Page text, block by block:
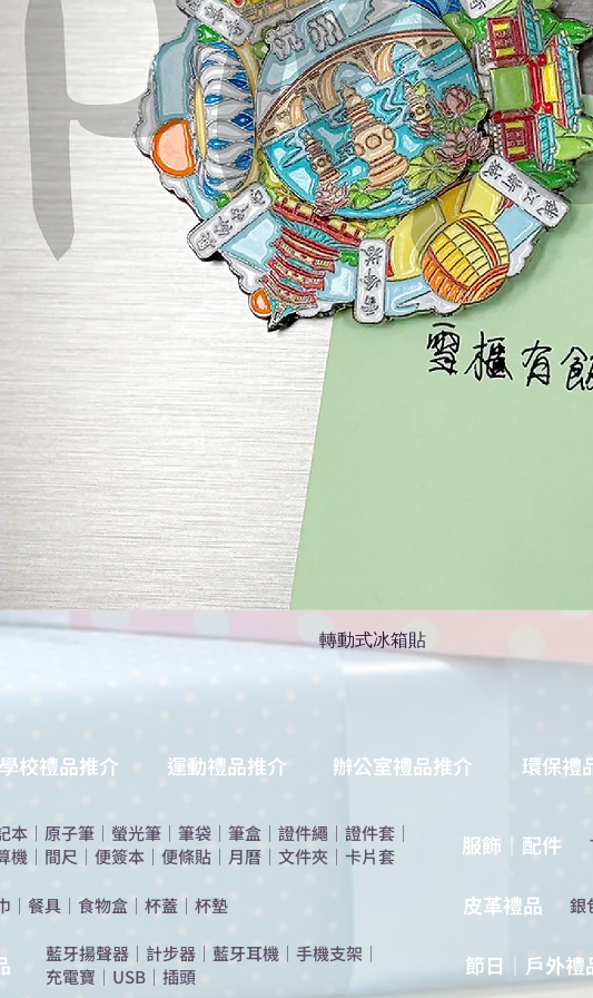
轉動式冰箱貼
學校禮品推介 運動禮品推介 辦公室禮品推介 環保禮
本 ｜ 原子筆 ｜ 螢光筆 ｜ 筆袋 ｜ 筆盒 ｜ 證件繩 ｜ 證件套 ｜
機 ｜ 間尺 ｜ 便簽本 ｜ 便條貼 ｜ 月曆 ｜ 文件夾 ｜ 卡片套
｜ 餐具 ｜ 食物盒 ｜ 杯蓋 ｜ 杯墊
​藍牙揚聲器 ｜ 計步器 ｜ 藍牙耳機 ｜ 手機支架 ｜
充電寶 ｜ USB ｜ 插頭
服飾｜配件
​皮革禮品 銀
節日｜戶外禮